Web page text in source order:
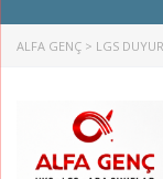
ALFA GENÇ > LGS